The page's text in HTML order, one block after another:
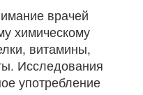
врачей
химическому
витамины,
Исследования
употребление